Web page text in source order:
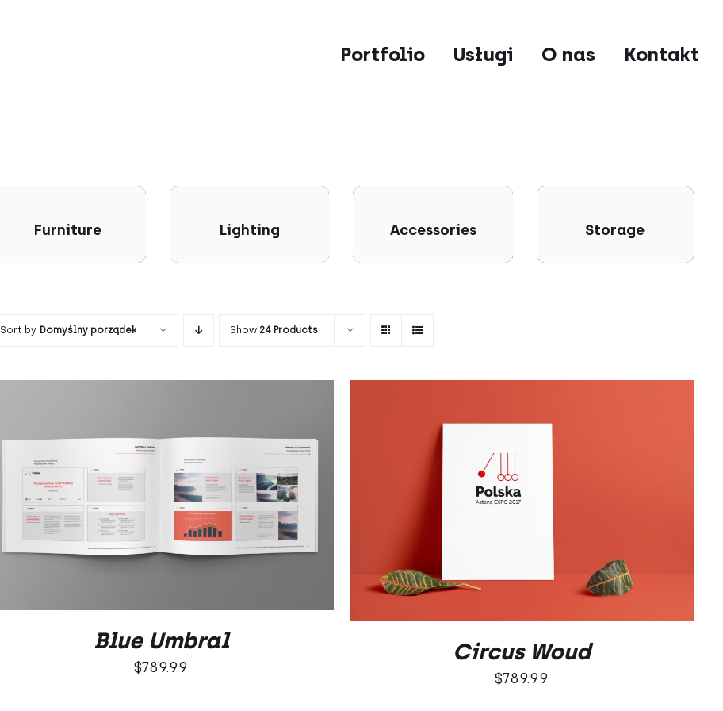
Portfolio Usługi O nas Kontakt
Furniture Lighting Accessories Storage
Sort by Domyślny porządek Show 24 Products
DODAJ DO KOSZYKA / QUICK VIEW
Blue Umbral
$789.99
DODAJ DO KOSZYKA
Circus Woud
$789.99